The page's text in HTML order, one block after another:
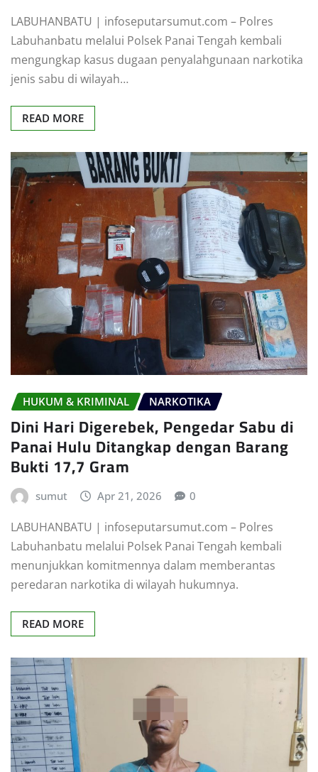
LABUHANBATU | infoseputarsumut.com – Polres
Labuhanbatu melalui Polsek Panai Tengah kembali
mengungkap kasus dugaan penyalahgunaan narkotika
jenis sabu di wilayah…
READ MORE
HUKUM & KRIMINAL NARKOTIKA
Dini Hari Digerebek, Pengedar Sabu di
Panai Hulu Ditangkap dengan Barang
Bukti 17,7 Gram
sumut Apr 21, 2026 0
LABUHANBATU | infoseputarsumut.com – Polres
Labuhanbatu melalui Polsek Panai Tengah kembali
menunjukkan komitmennya dalam memberantas
peredaran narkotika di wilayah hukumnya.
READ MORE